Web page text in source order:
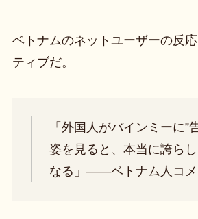
ベトナムのネットユーザーの反
ティブだ。
「外国人がバインミーに”
姿を見ると、本当に誇ら
なる」――ベトナム人コメ